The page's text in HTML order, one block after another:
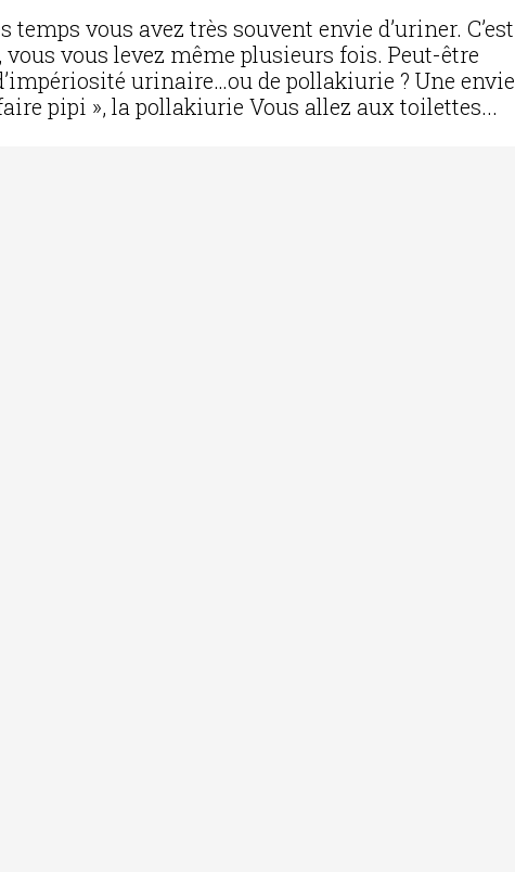
temps vous avez très souvent envie d’uriner. C’est
vous levez même plusieurs fois. Peut-être
urinaire…ou de pollakiurie ? Une envie
pipi », la pollakiurie Vous allez aux toilettes...